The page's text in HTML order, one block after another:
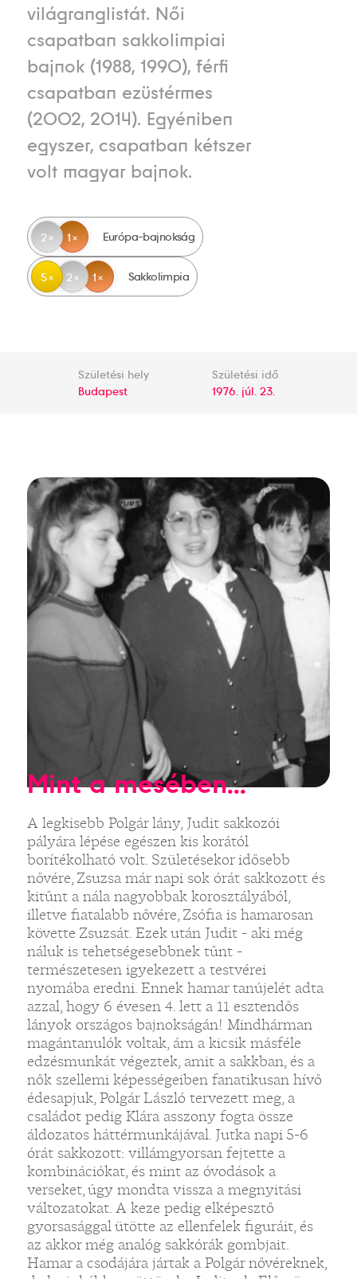
világranglistát. Női
csapatban sakkolimpiai
bajnok (1988, 1990), férfi
csapatban ezüstérmes
(2002, 2014). Egyéniben
egyszer, csapatban kétszer
volt magyar bajnok.
2 1 Európa-bajnokság
5 2 1 Sakkolimpia
Születési hely
Budapest
Születési idő
1976. júl. 23.
Mint a mesében...
A legkisebb Polgár lány, Judit sakkozói
pályára lépése egészen kis korától
borítékolható volt. Születésekor idősebb
nővére, Zsuzsa már napi sok órát sakkozott és
kitűnt a nála nagyobbak korosztályából,
illetve fiatalabb nővére, Zsófia is hamarosan
követte Zsuzsát. Ezek után Judit - aki még
náluk is tehetségesebbnek tűnt -
természetesen igyekezett a testvérei
nyomába eredni. Ennek hamar tanújelét adta
azzal, hogy 6 évesen 4. lett a 11 esztendős
lányok országos bajnokságán! Mindhárman
magántanulók voltak, ám a kicsik másféle
edzésmunkát végeztek, amit a sakkban, és a
nők szellemi képességeiben fanatikusan hívő
édesapjuk, Polgár László tervezett meg, a
családot pedig Klára asszony fogta össze
áldozatos háttérmunkájával. Jutka napi 5-6
órát sakkozott: villámgyorsan fejtette a
kombinációkat, és mint az óvodások a
verseket, úgy mondta vissza a megnyitási
változatokat. A keze pedig elképesztő
gyorsasággal ütötte az ellenfelek figuráit, és
az akkor még analóg sakkórák gombjait.
Hamar a csodájára jártak a Polgár nővéreknek,